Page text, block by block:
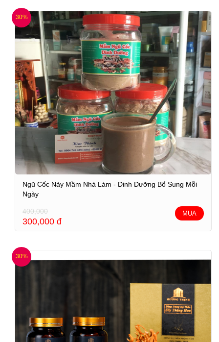
30%
Ngũ Cốc Nảy Mầm Nhà Làm - Dinh Dưỡng Bổ Sung Mỗi
Ngày
400,000
300,000 đ
MUA
30%